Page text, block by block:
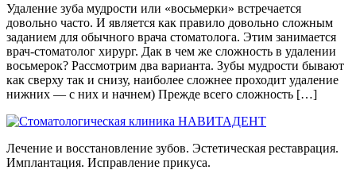
Удаление зуба мудрости или «восьмерки» встречается
довольно часто. И является как правило довольно сложным
заданием для обычного врача стоматолога. Этим занимается
врач-стоматолог хирург. Дак в чем же сложность в удалении
восьмерок? Рассмотрим два варианта. Зубы мудрости бывают
как сверху так и снизу, наиболее сложнее проходит удаление
нижних — с них и начнем) Прежде всего сложность […]
Лечение и восстановление зубов. Эстетическая реставрация.
Имплантация. Исправление прикуса.